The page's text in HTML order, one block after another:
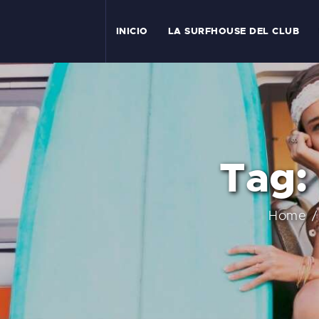
INICIO LA SURFHOUSE DEL CLUB
Home